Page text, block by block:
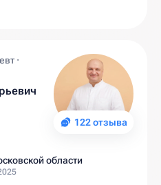
122 отзыва
·
области